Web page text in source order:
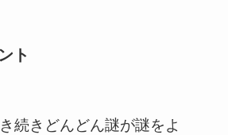
ト
続きどんどん謎が謎をよ